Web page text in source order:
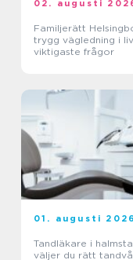
02. augusti
Familjerätt
trygg vägledning i
viktigaste frågor
01. augusti 2026
Tandläkare i halmstad
väljer du rätt